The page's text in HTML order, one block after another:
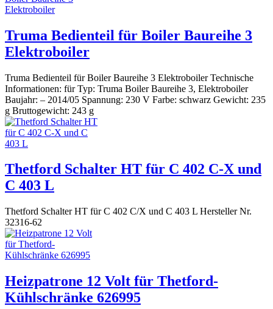
Truma Bedienteil für Boiler Baureihe 3
Elektroboiler
Truma Bedienteil für Boiler Baureihe 3 Elektroboiler Technische
Informationen: für Typ: Truma Boiler Baureihe 3, Elektroboiler
Baujahr: – 2014/05 Spannung: 230 V Farbe: schwarz Gewicht: 235
g Bruttogewicht: 243 g
Thetford Schalter HT für C 402 C-X und
C 403 L
Thetford Schalter HT für C 402 C/X und C 403 L Hersteller Nr.
32316-62
Heizpatrone 12 Volt für Thetford-
Kühlschränke 626995